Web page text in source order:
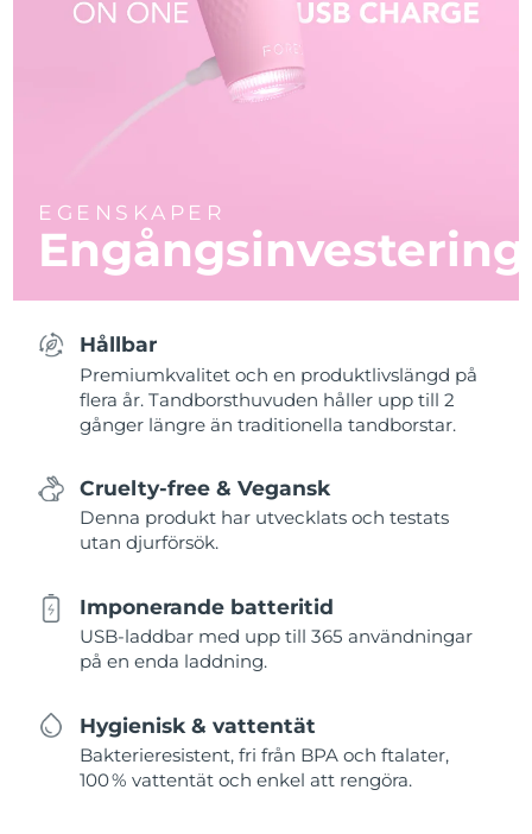
EGENSKAPER
Engångsinvestering
Hållbar
Premiumkvalitet och en produktlivslängd på
flera år. Tandborsthuvuden håller upp till 2
gånger längre än traditionella tandborstar.
Cruelty-free & Vegansk
Denna produkt har utvecklats och testats
utan djurförsök.
Imponerande batteritid
USB-laddbar med upp till 365 användningar
på en enda laddning.
Hygienisk & vattentät
Bakterieresistent, fri från BPA och ftalater,
100 % vattentät och enkel att rengöra.